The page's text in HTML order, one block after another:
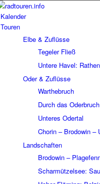
Kalen­der
Touren
Elbe & Zuflüsse
Tege­ler Fließ
Untere Havel:
Oder & Zuflüsse
Wart­he­bruch
Durch das Oder­bruch
Unte­res Oder­tal
Chorin – Brodo­win –
Land­schaf­ten
Brodo­win –
Schar­müt­zel­see: